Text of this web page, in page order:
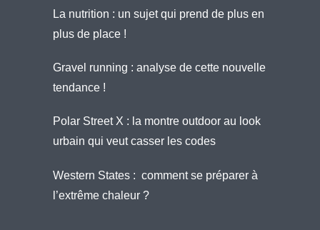
La nutrition : un sujet qui prend de plus en
plus de place !
Gravel running : analyse de cette nouvelle
tendance !
Polar Street X : la montre outdoor au look
urbain qui veut casser les codes
Western States : comment se préparer à
l’extrême chaleur ?